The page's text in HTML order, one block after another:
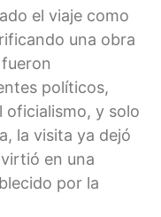
el viaje como
una obra
políticos,
y solo
la visita ya dejó
en una
por la